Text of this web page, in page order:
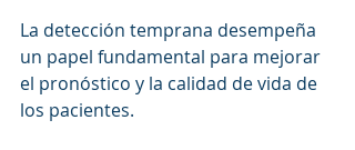
La detección temprana desempeña
un papel fundamental para mejorar
el pronóstico y la calidad de vida de
los pacientes.